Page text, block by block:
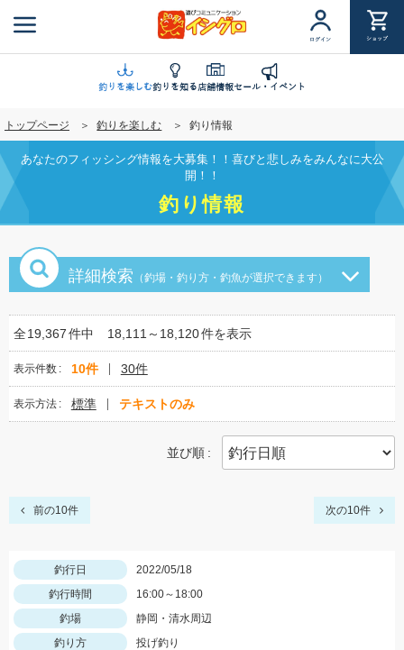
ン
に
移
動
ログイン ショップ
釣りを楽しむ釣りを知る店舗情報セール・イベント
トップページ 釣りを楽しむ 釣り情報
あなたのフィッシング情報を大募集！！喜びと悲しみをみんなに大公
開！！
釣り情報
詳細検索 （釣場・釣り方・釣魚が選択できます）
全19,367件中 18,111～18,120件を表示
表示件数 10件 30件
表示方法 標準 テキストのみ
並び順
前の10件 次の10件
釣行日
2022/05/18
釣行時間
16:00～18:00
釣場
静岡・清水周辺
釣り方
投げ釣り